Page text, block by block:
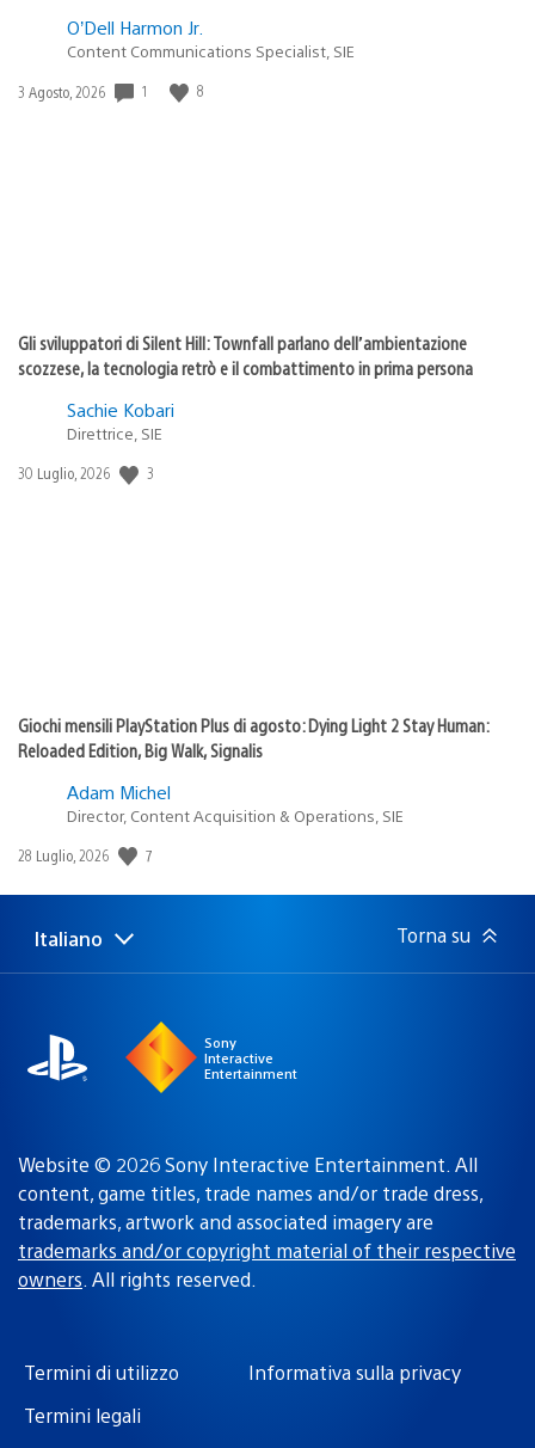
O’Dell Harmon Jr.
Content Communications Specialist, SIE
Data
3 Agosto, 2026 1 8
Gli sviluppatori di Silent Hill: Townfall parlano dell’ambientazione
scozzese, la tecnologia retrò e il combattimento in prima persona
Sachie Kobari
Direttrice, SIE
Data
30 Luglio, 2026 3
Giochi mensili PlayStation Plus di agosto: Dying Light 2 Stay Human:
Reloaded Edition, Big Walk, Signalis
Adam Michel
Director, Content Acquisition & Operations, SIE
Data
pubblicazione:
28 Luglio, 2026 7
Seleziona
una
Regione
attuale:
Italiano Torna su
Sony
Interactive
Entertainment
Website © 2026 Sony Interactive Entertainment. All
content, game titles, trade names and/or trade dress,
trademarks, artwork and associated imagery are
trademarks and/or copyright material of their respective
owners. All rights reserved.
Termini di utilizzo
Informativa sulla privacy
Termini legali